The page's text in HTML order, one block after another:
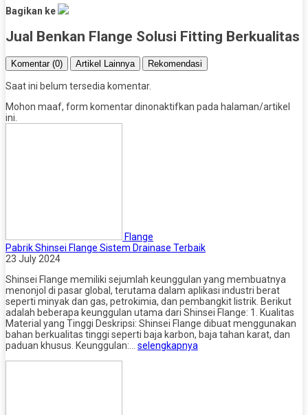
Bagikan ke
Jual Benkan Flange Solusi Fitting Berkualitas
Komentar (0) Artikel Lainnya Rekomendasi
Saat ini belum tersedia komentar.
Mohon maaf, form komentar dinonaktifkan pada halaman/artikel
ini.
Flange
Pabrik Shinsei Flange Sistem Drainase Terbaik
23 July 2024
Shinsei Flange memiliki sejumlah keunggulan yang membuatnya
menonjol di pasar global, terutama dalam aplikasi industri berat
seperti minyak dan gas, petrokimia, dan pembangkit listrik. Berikut
adalah beberapa keunggulan utama dari Shinsei Flange: 1. Kualitas
Material yang Tinggi Deskripsi: Shinsei Flange dibuat menggunakan
bahan berkualitas tinggi seperti baja karbon, baja tahan karat, dan
paduan khusus. Keunggulan:… selengkapnya